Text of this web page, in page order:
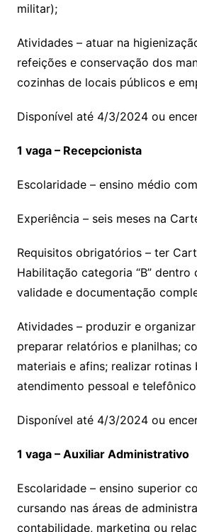
militar);
Atividades – atuar na
refeições e conservação dos
cozinhas de locais públicos e
Disponível até 4/3/2024 ou
1 vaga – Recepcionista
Escolaridade – ensino médio
Experiência – seis meses na
Requisitos obrigatórios – ter
Habilitação categoria “B” dentro
validade e documentação
Atividades – produzir e
preparar relatórios e planilhas;
materiais e afins; realizar rotinas
atendimento pessoal e
Disponível até 4/3/2024 ou
1 vaga – Auxiliar Administrativo
Escolaridade – ensino superior
cursando nas áreas de
contabilidade, marketing ou